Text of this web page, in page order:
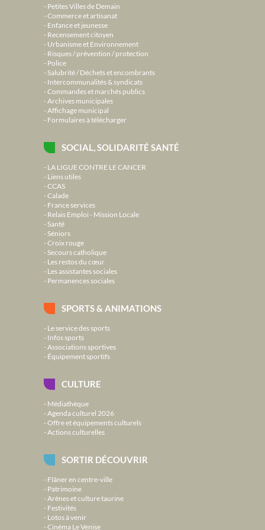
Petites Villes de Demain
Commerce et artisanat
Enfance et jeunesse
Recensement citoyen
Urbanisme et Environnement
Risques / prévention / protection
Police
Salubrité / Déchets et encombrants
Intercommunalités & syndicats
Commandes et marchés publics
Archives municipales
Affichage municipal
Formulaires à télécharger
SOCIAL, SOLIDARITÉ SANTÉ
LA LIGUE CONTRE LE CANCER
Liens utiles
CCAS
Calade
France services
Relais Emploi - Mission Locale
Santé
Séniors
Croix rouge
Secours catholique
Les restos du cœur
Les assistantes sociales
Permanences sociales
SPORTS & ANIMATIONS
Le service des sports
Infos sports
Associations sportives
Équipement sportifs
CULTURE
Médiathèque
Agenda culturel 2026
Offre et équipements culturels
Actions culturelles
SORTIR DÉCOUVRIR
Flâner en centre-ville
Patrimoine
Arènes et culture taurine
Festivités
Lotos à venir
Cinéma Le Venise